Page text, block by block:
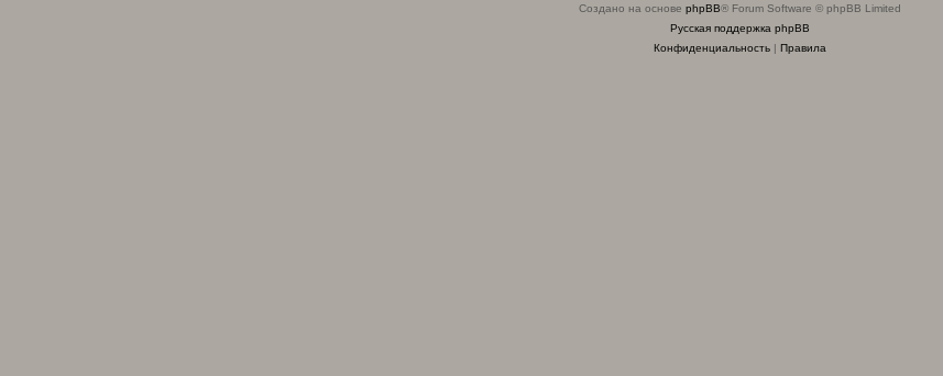
Создано на основе phpBB® Forum Software © phpBB Limited
Русская поддержка phpBB
Конфиденциальность| Правила